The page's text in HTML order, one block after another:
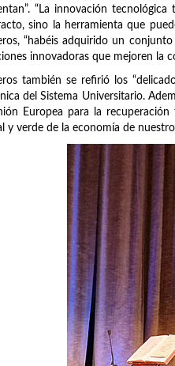
“La innovación
sino la herramienta que
“habéis adquirido un
innovadoras que mejoren la
también se refirió los
del Sistema Universitario.
Europea para la
y verde de la economía de nuestro